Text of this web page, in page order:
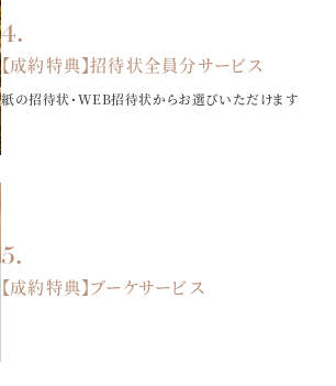
【成約特典】招待状全員分サービス
紙の招待状・WEB招待状からお選びいただけます
【成約特典】ブーケサービス